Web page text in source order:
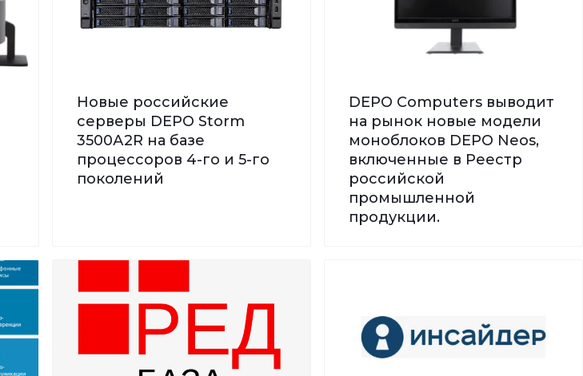
Новые российские
серверы DEPO Storm
3500А2R на базе
процессоров 4-го и 5-го
поколений
DEPO Computers выводит
на рынок новые модели
моноблоков DEPO Neos,
включенные в Реестр
российской
промышленной
продукции.